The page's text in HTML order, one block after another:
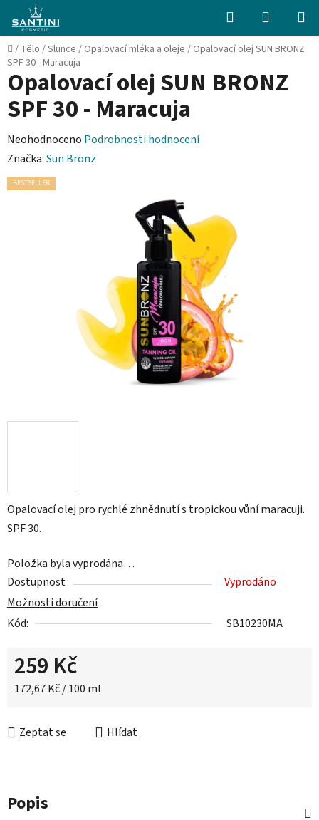
obsah
Hledat
KOŠÍK
Domů
/Tělo/Slunce/Opalovací mléka a oleje/ Opalovací olej SUN BRONZ
SPF 30 - Maracuja
Opalovací olej pro rychlé zhnědnutí s tropickou vůní maracuji.
SPF 30.
Položka byla vyprodána…
Dostupnost
Vyprodáno
Možnosti doručení
Kód:
SB10230MA
259 Kč
Měrná cena:
172,67 Kč / 100 ml
Zeptat se Hlídat
Opalovací olej SUN BRONZ
SPF 30 - Maracuja
Průměrné
hodnocení
produktu
Neohodnoceno Podrobnosti hodnocení
Značka:Sun Bronz
BESTSELLER
Popis